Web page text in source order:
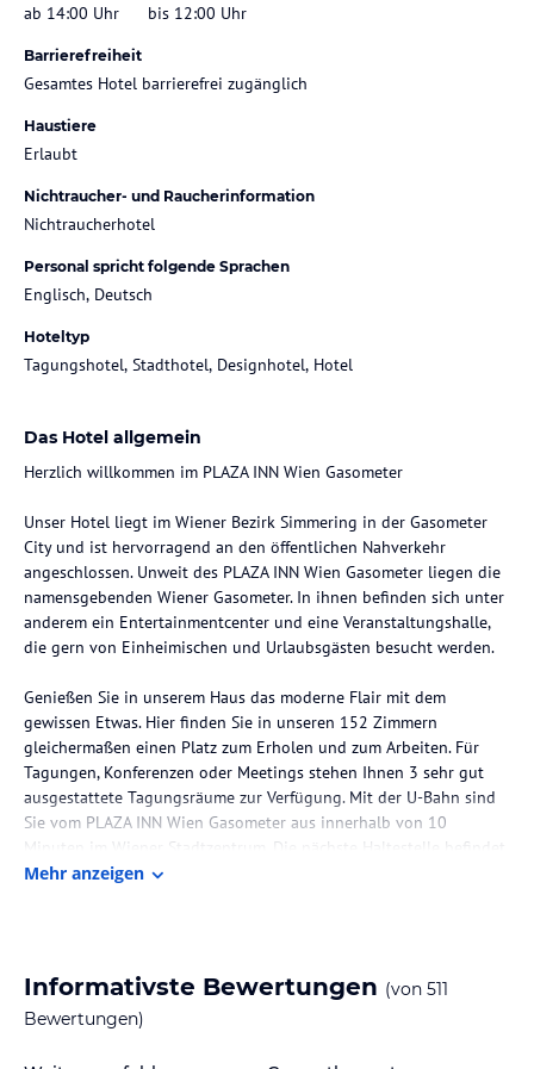
ab 14:00 Uhr bis 12:00 Uhr
Barrierefreiheit
Gesamtes Hotel barrierefrei zugänglich
Haustiere
Erlaubt
Nichtraucher- und Raucherinformation
Nichtraucherhotel
Personal spricht folgende Sprachen
Englisch, Deutsch
Hoteltyp
Tagungshotel, Stadthotel, Designhotel, Hotel
Das Hotel allgemein
Herzlich willkommen im PLAZA INN Wien Gasometer
Unser Hotel liegt im Wiener Bezirk Simmering in der Gasometer
City und ist hervorragend an den öffentlichen Nahverkehr
angeschlossen. Unweit des PLAZA INN Wien Gasometer liegen die
namensgebenden Wiener Gasometer. In ihnen befinden sich unter
anderem ein Entertainmentcenter und eine Veranstaltungshalle,
die gern von Einheimischen und Urlaubsgästen besucht werden.
Genießen Sie in unserem Haus das moderne Flair mit dem
gewissen Etwas. Hier finden Sie in unseren 152 Zimmern
gleichermaßen einen Platz zum Erholen und zum Arbeiten. Für
Tagungen, Konferenzen oder Meetings stehen Ihnen 3 sehr gut
ausgestattete Tagungsräume zur Verfügung. Mit der U-Bahn sind
Sie vom PLAZA INN Wien Gasometer aus innerhalb von 10
Minuten im Wiener Stadtzentrum. Die nächste Haltestelle befindet
sich fußläufig 250 Meter vom Hotel entfernt.
Gasbehältern, die Gasometer City, sind es rund 200 Gehmeter.
Zimmer / Unterbringung im Hotel
Mehr anzeigen
Informativste Bewertungen (von 511
Bewertungen)